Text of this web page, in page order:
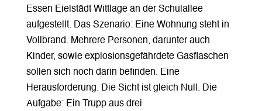
Essen Eielstädt Wittlage an der Schulallee
aufgestellt. Das Szenario: Eine Wohnung steht in
Vollbrand. Mehrere Personen, darunter auch
Kinder, sowie explosionsgefährdete Gasflaschen
sollen sich noch darin befinden. Eine
Herausforderung. Die Sicht ist gleich Null. Die
Aufgabe: Ein Trupp aus drei